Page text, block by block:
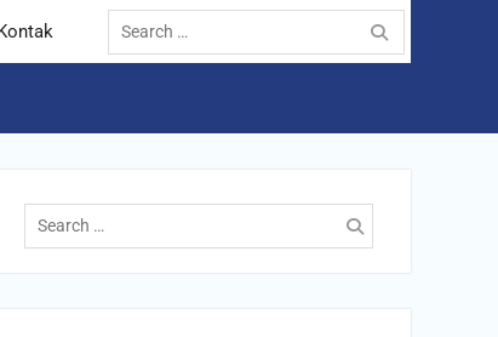
Search
for:
Search
for: